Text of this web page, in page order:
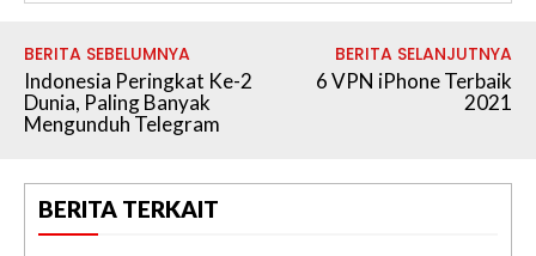
BERITA SEBELUMNYA
Indonesia Peringkat Ke-2
Dunia, Paling Banyak
Mengunduh Telegram
BERITA SELANJUTNYA
6 VPN iPhone Terbaik
2021
BERITA TERKAIT